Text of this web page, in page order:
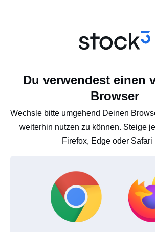
Du verwendest einen
Browser
Wechsle bitte umgehend Deinen
weiterhin nutzen zu können. Steige
Firefox, Edge oder Safari